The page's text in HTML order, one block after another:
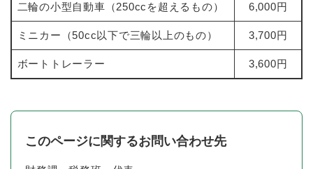
二輪の小型自動車（250ccを超えるもの） 6,000円
ミニカー（50cc以下で三輪以上のもの） 3,700円
ボートトレーラー 3,600円
このページに関するお問い合わせ先